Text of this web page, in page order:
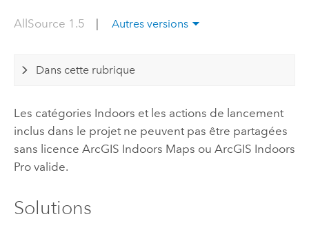
AllSource 1.5 | Autres versions
Dans cette rubrique
Les catégories Indoors et les actions de lancement
inclus dans le projet ne peuvent pas être partagées
sans licence ArcGIS Indoors Maps ou ArcGIS Indoors
Provalide.
Solutions